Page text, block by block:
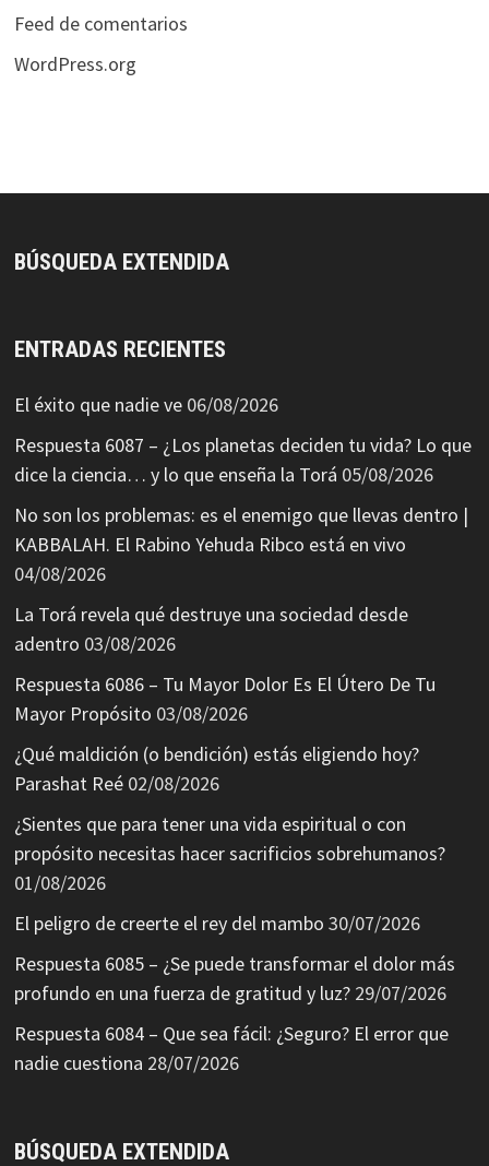
Feed de comentarios
WordPress.org
BÚSQUEDA EXTENDIDA
ENTRADAS RECIENTES
El éxito que nadie ve 06/08/2026
Respuesta 6087 – ¿Los planetas deciden tu vida? Lo que
dice la ciencia… y lo que enseña la Torá 05/08/2026
No son los problemas: es el enemigo que llevas dentro |
KABBALAH. El Rabino Yehuda Ribco está en vivo
04/08/2026
La Torá revela qué destruye una sociedad desde
adentro 03/08/2026
Respuesta 6086 – Tu Mayor Dolor Es El Útero De Tu
Mayor Propósito 03/08/2026
¿Qué maldición (o bendición) estás eligiendo hoy?
Parashat Reé 02/08/2026
¿Sientes que para tener una vida espiritual o con
propósito necesitas hacer sacrificios sobrehumanos?
01/08/2026
El peligro de creerte el rey del mambo 30/07/2026
Respuesta 6085 – ¿Se puede transformar el dolor más
profundo en una fuerza de gratitud y luz? 29/07/2026
Respuesta 6084 – Que sea fácil: ¿Seguro? El error que
nadie cuestiona 28/07/2026
BÚSQUEDA EXTENDIDA